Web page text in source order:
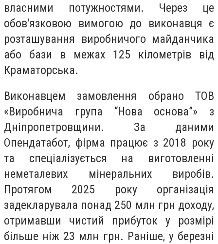
власними потужностями. Через це
обов'язковою вимогою до виконавця є
розташування виробничого майданчика
або бази в межах 125 кілометрів від
Краматорська.
Виконавцем замовлення обрано ТОВ
«Виробнича група “Нова основа”» з
Дніпропетровщини. За даними
Опендатабот, фірма працює з 2018 року
та спеціалізується на виготовленні
неметалевих мінеральних виробів.
Протягом 2025 року організація
задекларувала понад 250 млн грн доходу,
отримавши чистий прибуток у розмірі
більше ніж 23 млн грн. Раніше, у березні